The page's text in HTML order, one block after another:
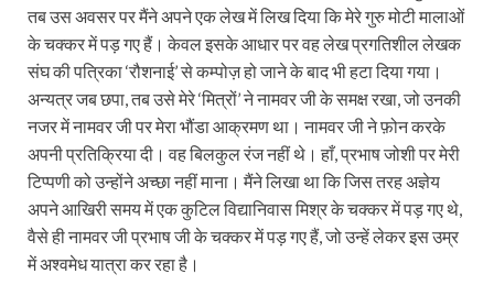
तब उस अवसर पर मैंने अपने एक लेख में लिख दिया कि मेरे गुरु मोटी मालाओं
के चक्कर में पड़ गए हैं। केवल इसके आधार पर वह लेख प्रगतिशील लेखक
संघ की पत्रिका ‘रौशनाई’ से कम्पोज़ हो जाने के बाद भी हटा दिया गया।
अन्यत्र जब छपा, तब उसे मेरे ‘मित्रों’ ने नामवर जी के समक्ष रखा, जो उनकी
नजर में नामवर जी पर मेरा भौंडा आक्रमण था। नामवर जी ने फ़ोन करके
अपनी प्रतिक्रिया दी। वह बिलकुल रंज नहीं थे। हाँ, प्रभाष जोशी पर मेरी
टिप्पणी को उन्होंने अच्छा नहीं माना। मैंने लिखा था कि जिस तरह अज्ञेय
अपने आखिरी समय में एक कुटिल विद्यानिवास मिश्र के चक्कर में पड़ गए थे,
वैसे ही नामवर जी प्रभाष जी के चक्कर में पड़ गए हैं, जो उन्हें लेकर इस उम्र
में अश्वमेध यात्रा कर रहा है।